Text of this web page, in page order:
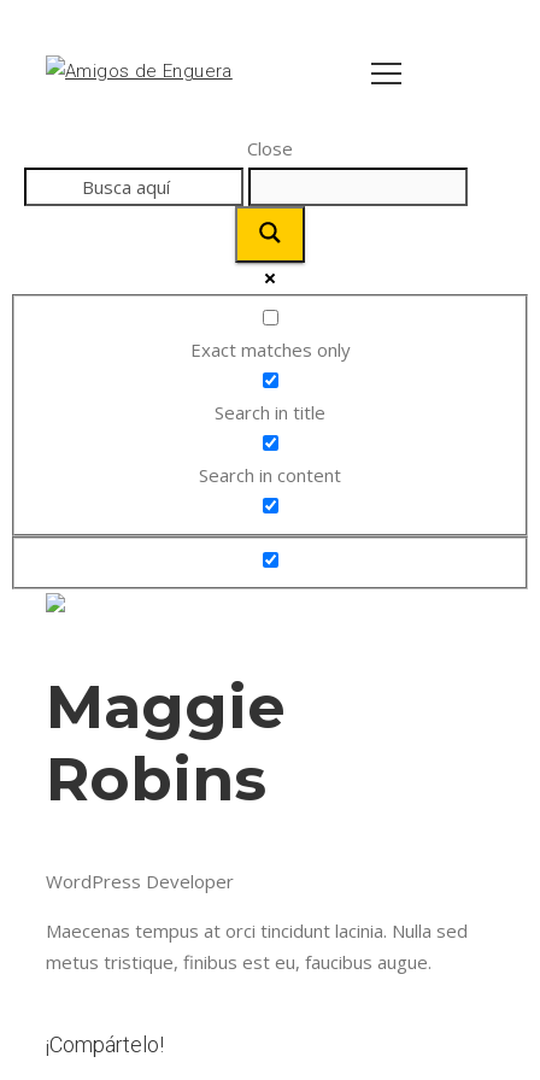
Close
Exact matches only
Search in title
Search in content
Maggie
Robins
WordPress Developer
Maecenas tempus at orci tincidunt lacinia. Nulla sed
metus tristique, finibus est eu, faucibus augue.
¡Compártelo!